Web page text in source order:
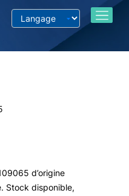
d’origine
Stock disponible,